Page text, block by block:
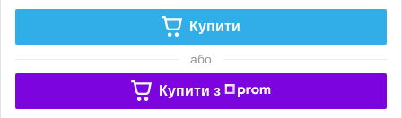
Купити
або
Купити з